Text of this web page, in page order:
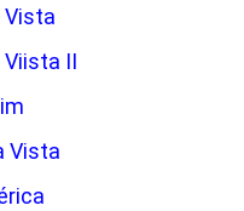
Vista
Viista II
Vista